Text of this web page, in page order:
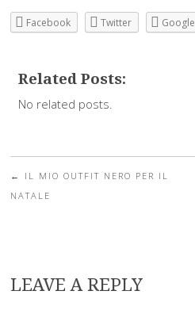
Facebook Twitter Google
Related Posts:
No related posts.
Post navigation
←
IL MIO OUTFIT NERO PER IL
NATALE
LEAVE A REPLY